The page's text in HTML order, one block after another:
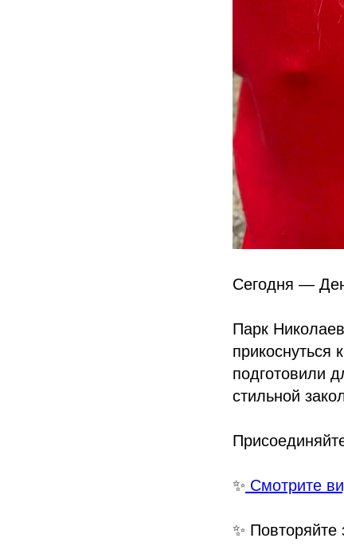
Сегодня —
Парк
прикоснуться
подготовили
стильной
✨ Смотрите
✨